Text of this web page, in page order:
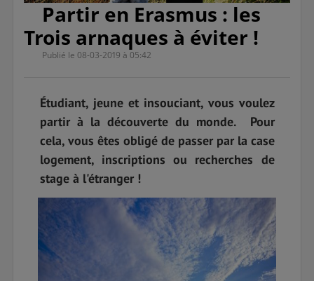
Partir en Erasmus : les
Trois arnaques à éviter !
Publié le 08-03-2019 à 05:42
Étudiant, jeune et insouciant, vous voulez
partir à la découverte du monde. Pour
cela, vous êtes obligé de passer par la case
logement, inscriptions ou recherches de
stage à l'étranger !